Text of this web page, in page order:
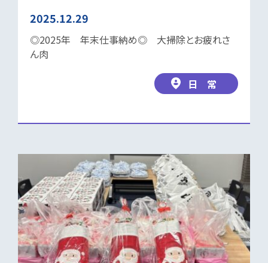
2025.12.29
◎2025年 年末仕事納め◎ 大掃除とお疲れさ
ん肉
日 常